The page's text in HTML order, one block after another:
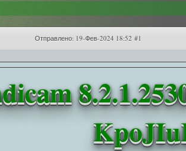
Отправлено: 19-Фев-2024 18:52 #1